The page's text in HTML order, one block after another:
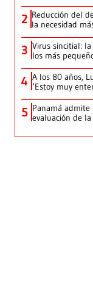
2 Reducción del
la necesidad
3 Virus sincitial:
los más
4 A los 80 años,
‘Estoy muy
5 Panamá
evaluación de